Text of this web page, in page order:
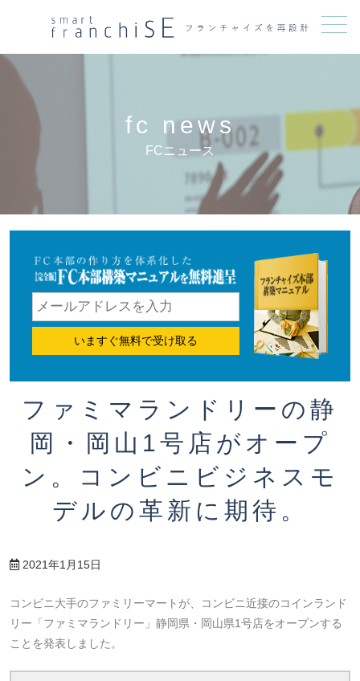
メニュー
fc news
FCニュース
いますぐ無料で受け取る
ファミマランドリーの静
岡・岡山1号店がオープ
ン。コンビニビジネスモ
デルの革新に期待。
2021年1月15日
コンビニ大手のファミリーマートが、コンビニ近接のコインランド
リー「ファミマランドリー」静岡県・岡山県1号店をオープンする
ことを発表しました。